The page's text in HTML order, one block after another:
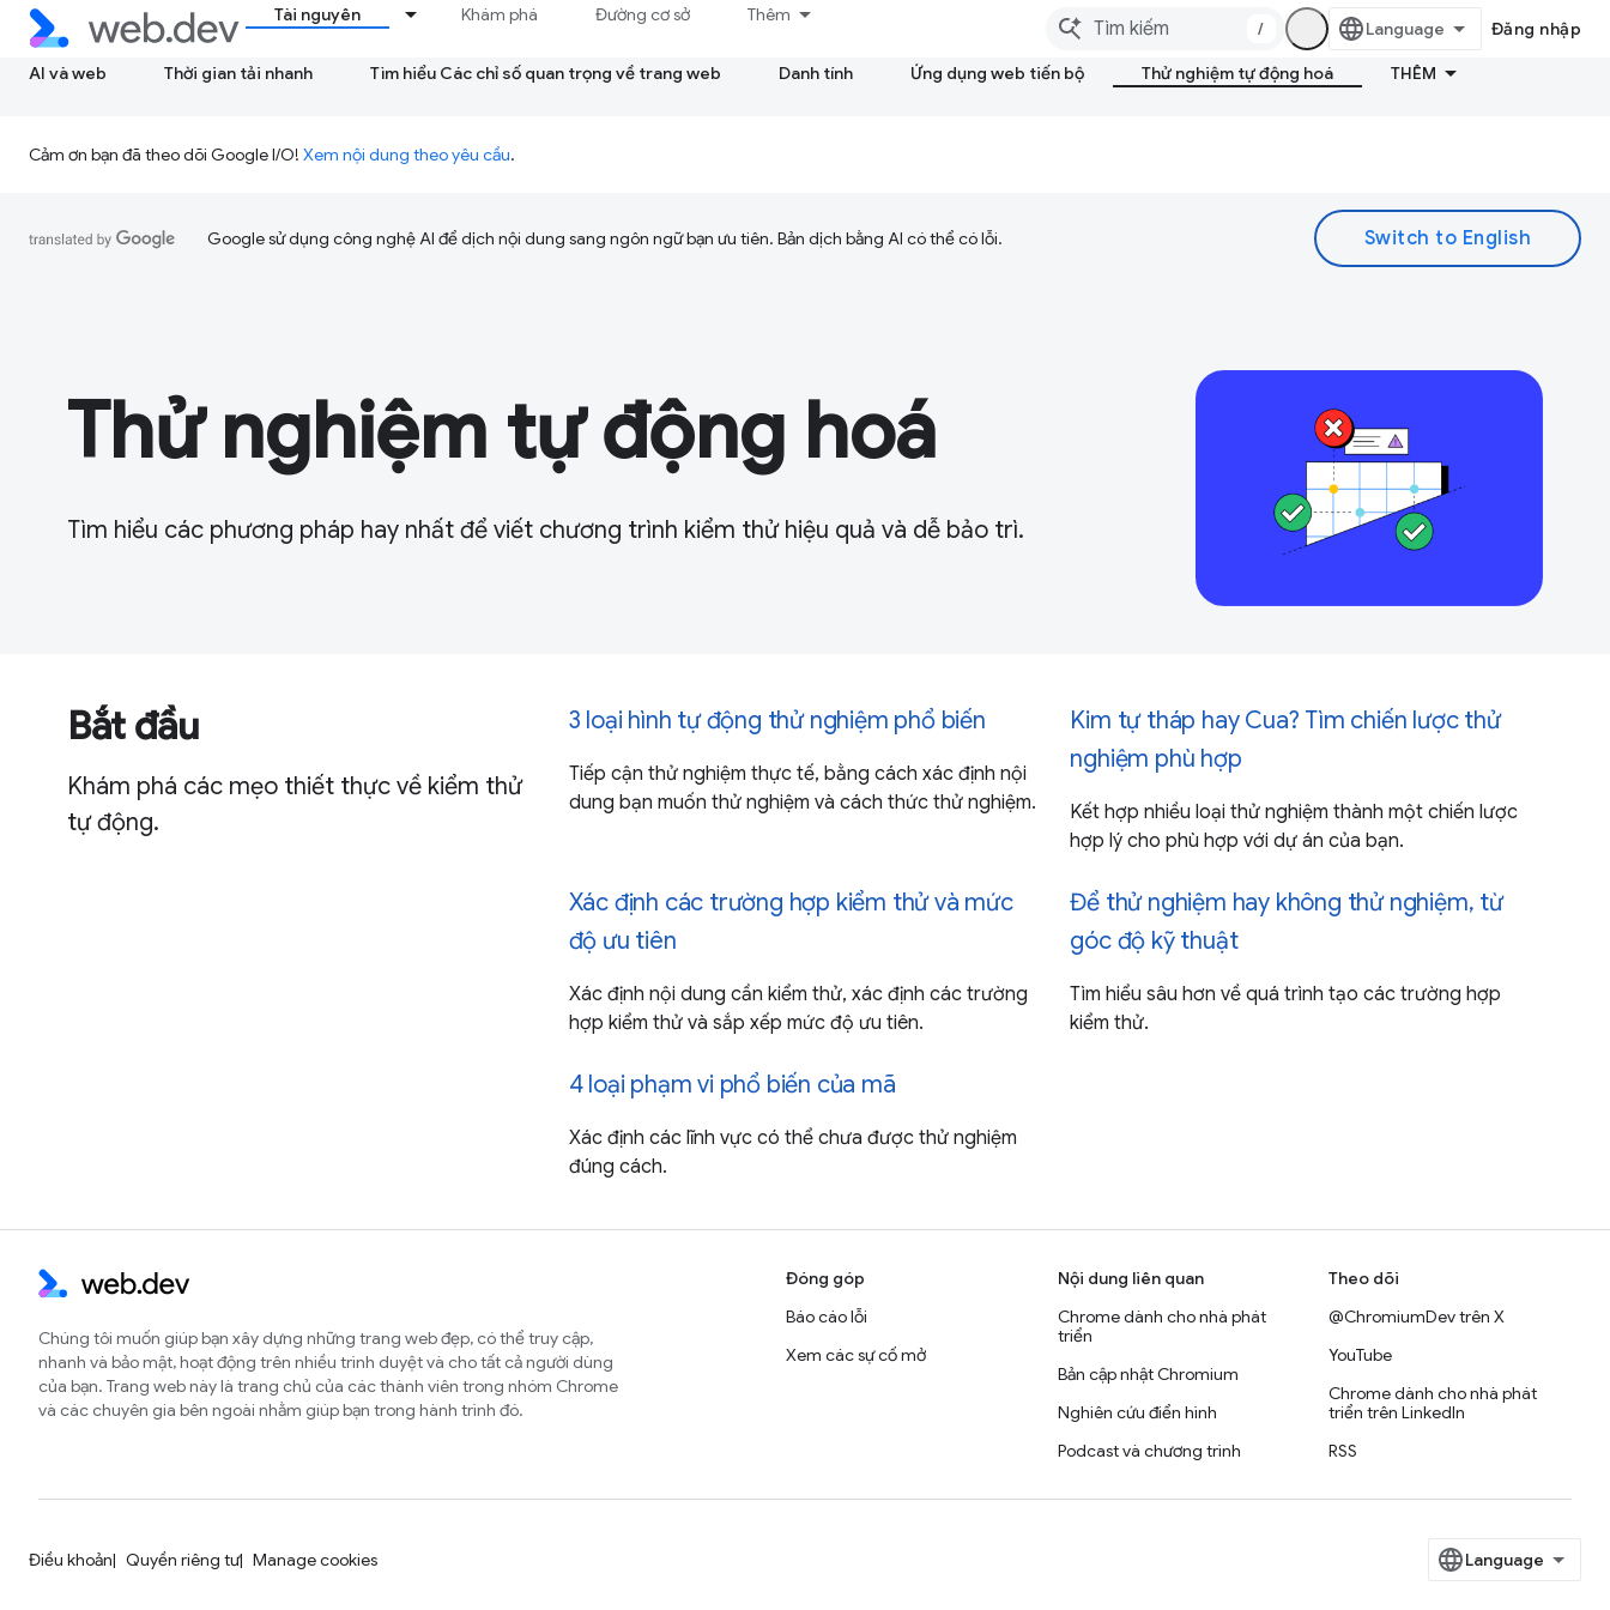
Tài nguyên Khám phá Đường cơ sở Thêm
/ Đăng nhập
AI và web Thời gian tải nhanh Tìm hiểu Các chỉ số quan trọng về trang web Danh tính Ứng dụng web tiến bộ Thử nghiệm tự động hoá THÊM
Cảm ơn bạn đã theo dõi Google I/O! Xem nội dung theo yêu cầu.
Google sử dụng công nghệ AI để dịch nội dung sang ngôn ngữ bạn ưu tiên. Bản dịch bằng AI có thể có lỗi.
Thử nghiệm tự động hoá
Tìm hiểu các phương pháp hay nhất để viết chương trình kiểm thử hiệu quả và dễ bảo trì.
Bắt đầu
Khám phá các mẹo thiết thực về kiểm thử
tự động.
3 loại hình tự động thử nghiệm phổ biến
Tiếp cận thử nghiệm thực tế, bằng cách xác định nội
dung bạn muốn thử nghiệm và cách thức thử nghiệm.
Kim tự tháp hay Cua? Tìm chiến lược thử
nghiệm phù hợp
Kết hợp nhiều loại thử nghiệm thành một chiến lược
hợp lý cho phù hợp với dự án của bạn.
Xác định các trường hợp kiểm thử và mức
độ ưu tiên
Xác định nội dung cần kiểm thử, xác định các trường
hợp kiểm thử và sắp xếp mức độ ưu tiên.
Để thử nghiệm hay không thử nghiệm, từ
góc độ kỹ thuật
Tìm hiểu sâu hơn về quá trình tạo các trường hợp
kiểm thử.
4 loại phạm vi phổ biến của mã
Xác định các lĩnh vực có thể chưa được thử nghiệm
đúng cách.
Chúng tôi muốn giúp bạn xây dựng những trang web đẹp, có thể truy cập,
nhanh và bảo mật, hoạt động trên nhiều trình duyệt và cho tất cả người dùng
của bạn. Trang web này là trang chủ của các thành viên trong nhóm Chrome
và các chuyên gia bên ngoài nhằm giúp bạn trong hành trình đó.
Đóng góp
Báo cáo lỗi
Xem các sự cố mở
Nội dung liên quan
Chrome dành cho nhà phát
triển
Bản cập nhật Chromium
Nghiên cứu điển hình
Podcast và chương trình
Theo dõi
@ChromiumDev trên X
YouTube
Chrome dành cho nhà phát
triển trên LinkedIn
RSS
Điều khoản Quyền riêng tư Manage cookies